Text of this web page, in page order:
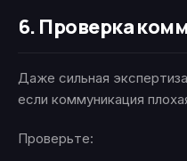
6. Проверка
Даже сильная
если коммуникация
Проверьте: